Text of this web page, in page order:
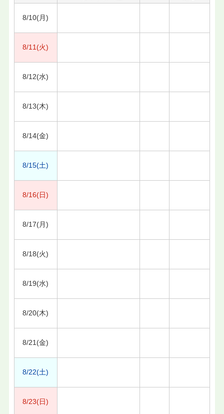
8/10(月)
8/11(火)
8/12(水)
8/13(木)
8/14(金)
8/15(土)
8/16(日)
8/17(月)
8/18(火)
8/19(水)
8/20(木)
8/21(金)
8/22(土)
8/23(日)